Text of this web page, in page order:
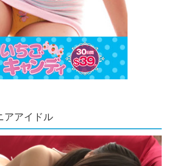
アアイドル